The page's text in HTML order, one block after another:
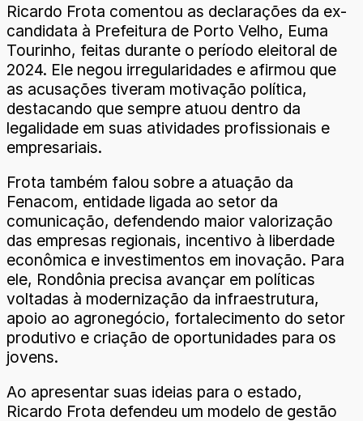
Ricardo Frota comentou as declarações da ex-
candidata à Prefeitura de Porto Velho, Euma
Tourinho, feitas durante o período eleitoral de
2024. Ele negou irregularidades e afirmou que
as acusações tiveram motivação política,
destacando que sempre atuou dentro da
legalidade em suas atividades profissionais e
empresariais.
Frota também falou sobre a atuação da
Fenacom, entidade ligada ao setor da
comunicação, defendendo maior valorização
das empresas regionais, incentivo à liberdade
econômica e investimentos em inovação. Para
ele, Rondônia precisa avançar em políticas
voltadas à modernização da infraestrutura,
apoio ao agronegócio, fortalecimento do setor
produtivo e criação de oportunidades para os
jovens.
Ao apresentar suas ideias para o estado,
Ricardo Frota defendeu um modelo de gestão